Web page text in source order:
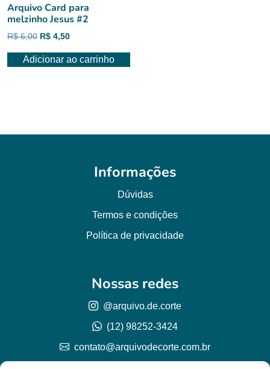
Arquivo Card para
melzinho Jesus #2
R$6,00 O
original
R$ 4,50O
atual
Adicionar ao carrinho
Informações
Dúvidas
Termos e condições
Política de privacidade
Nossas redes
@arquivo.de.corte
(12) 98252-3424
contato@arquivodecorte.com.br